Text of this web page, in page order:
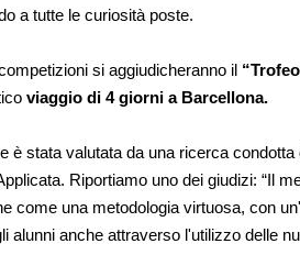
a tutte le curiosità poste.
si aggiudicheranno il
viaggio di 4 giorni a Barcellona.
è stata valutata da una ricerca condotta
Riportiamo uno dei giudizi: “Il
come una metodologia virtuosa, con
anche attraverso l'utilizzo delle